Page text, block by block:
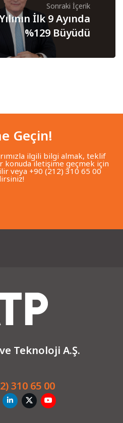
Sonraki İçerik
İlk 9 Ayında
%129 Büyüdü
Geçin!
ilgili bilgi almak, teklif
iletişime geçmek için
veya +90 (212) 310 65 00
ve Teknoloji A.Ş.
310 65 00